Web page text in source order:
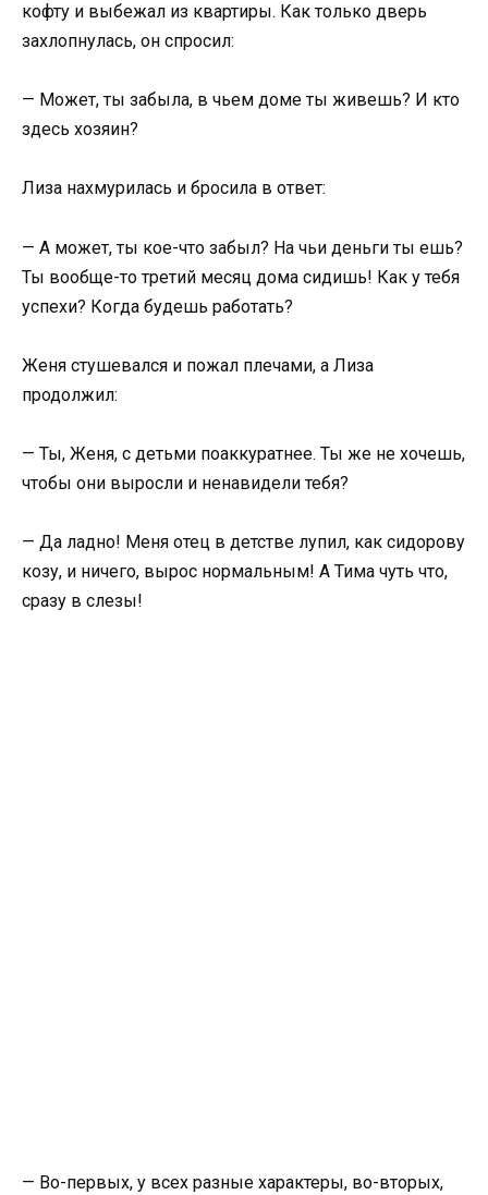
кофту и выбежал из квартиры. Как только дверь
захлопнулась, он спросил:
— Может, ты забыла, в чьем доме ты живешь? И кто
здесь хозяин?
Лиза нахмурилась и бросила в ответ:
— А может, ты кое-что забыл? На чьи деньги ты ешь?
Ты вообще-то третий месяц дома сидишь! Как у тебя
успехи? Когда будешь работать?
Женя стушевался и пожал плечами, а Лиза
продолжил:
— Ты, Женя, с детьми поаккуратнее. Ты же не хочешь,
чтобы они выросли и ненавидели тебя?
— Да ладно! Меня отец в детстве лупил, как сидорову
козу, и ничего, вырос нормальным! А Тима чуть что,
сразу в слезы!
— Во-первых, у всех разные характеры, во-вторых,